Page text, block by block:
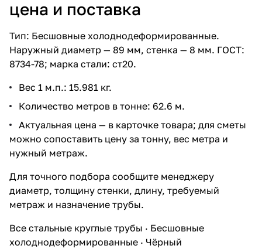
цена и поставка
Тип: Бесшовные холоднодеформированные.
Наружный диаметр — 89 мм, стенка — 8 мм. ГОСТ:
8734-78; марка стали: ст20.
Вес 1 м.п.: 15.981 кг.
Количество метров в тонне: 62.6 м.
Актуальная цена — в карточке товара; для сметы
можно сопоставить цену за тонну, вес метра и
нужный метраж.
Для точного подбора сообщите менеджеру
диаметр, толщину стенки, длину, требуемый
метраж и назначение трубы.
Все стальные круглые трубы · Бесшовные
холоднодеформированные · Чёрный